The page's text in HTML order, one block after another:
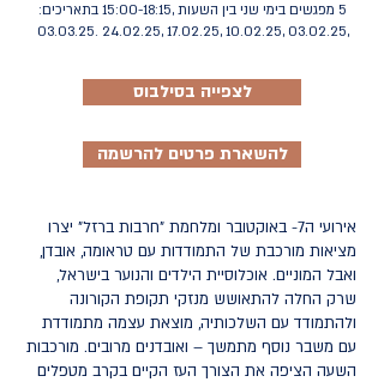
5 מפגשים בימי שני בין השעות ,15:00-18:15 בתאריכים:
,03.02.25 ,10.02.25 ,17.02.25 ,
24.02.25 .03.03.25
לצפייה בסילבוס
להשארת פרטים להרשמה
אירועי ה7- באוקטובר ומלחמת "חרבות ברזל" יצרו
מציאות מורכבת של התמודדות עם טראומה, אובדן,
ואבל המוניים. אוכלוסיית הילדים והנוער בישראל,
שרק החלה להתאושש מנזקי תקופת הקורונה
ולהתמודד עם השלכותיה, מוצאת עצמה מתמודדת
עם משבר נוסף מתמשך – ואובדנים מרובים. מורכבות
השעה הציפה את הצורך העז הקיים בקרב מטפלים